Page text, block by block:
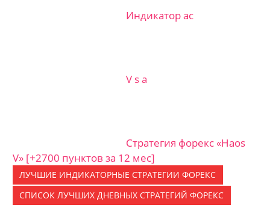
Индикатор ас
V s a
Стратегия форекс «Haos
V» [+2700 пунктов за 12 мес]
ЛУЧШИЕ ИНДИКАТОРНЫЕ CТРАТЕГИИ ФОРЕКС
СПИСОК ЛУЧШИХ ДНЕВНЫХ СТРАТЕГИЙ ФОРЕКС